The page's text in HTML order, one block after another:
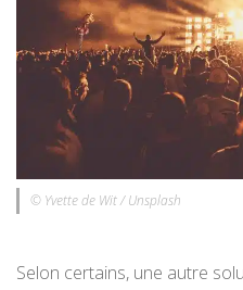
© Yvette de Wit / Unsplash
Selon certains, une autre